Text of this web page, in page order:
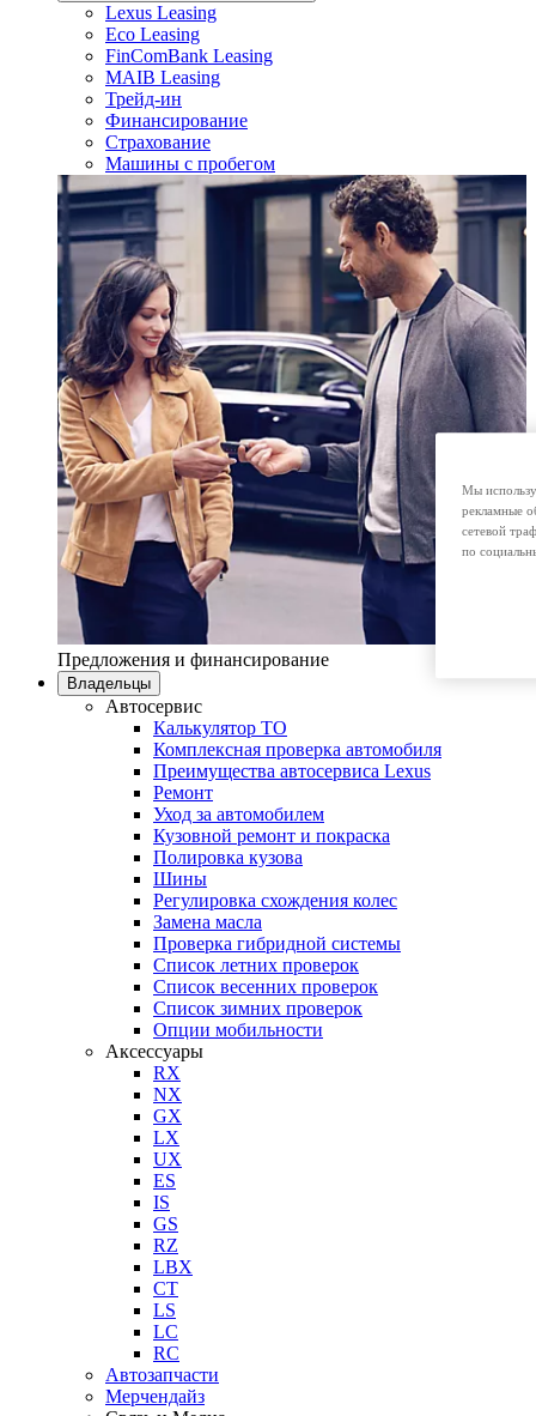
Lexus Leasing
Eco Leasing
FinComBank Leasing
MAIB Leasing
Трейд-ин
Финансирование
Страхование
Машины с пробегом
Предложения и финансирование
Владельцы
Автосервис
Калькулятор ТО
Комплексная проверка автомобиля
Преимущества автосервиса Lexus
Ремонт
Уход за автомобилем
Кузовной ремонт и покраска
Полировка кузова
Шины
Регулировка схождения колес
Замена масла
Проверка гибридной системы
Список летних проверок
Список весенних проверок
Список зимних проверок
Опции мобильности
Аксессуары
RX
NX
GX
LX
UX
ES
IS
GS
RZ
LBX
CT
LS
LC
RC
Автозапчасти
Мерчендайз
Мы
рекламные
сетевой
по